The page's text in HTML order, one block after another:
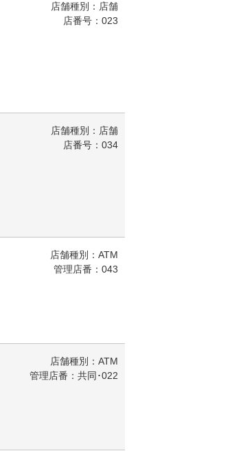
店舗種別：店舗
店番号：023
店舗種別：店舗
店番号：034
店舗種別：ATM
管理店番：043
店舗種別：ATM
管理店番：共同･022